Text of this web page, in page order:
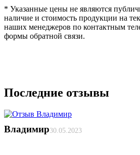
* Указанные цены не являются
наличие и стоимость продукции на
наших менеджеров по контактным
формы обратной связи.
Последние отзывы
Владимир30.05.2023